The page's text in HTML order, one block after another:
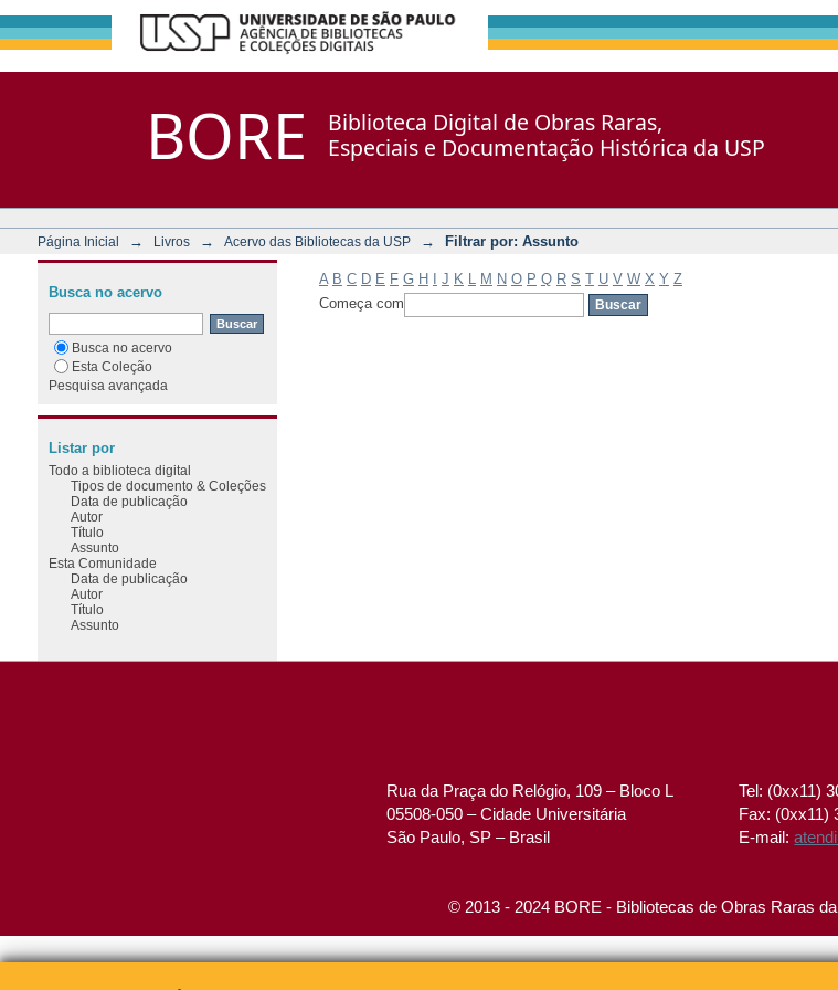
BORE
Biblioteca Digital de Obras Raras,
Especiais e Documentação Histórica da USP
Página Inicial → Livros → Acervo das Bibliotecas da USP → Filtrar por: Assunto
A B C D E F G H J K M N O P Q R S T U V W X Y Z
Começa com
Busca no acervo
Busca no acervo
Esta Coleção
Pesquisa avançada
Listar por
Todo a biblioteca digital
Tipos de documento & Coleções
Data de publicação
Autor
Título
Assunto
Esta Comunidade
Data de publicação
Autor
Título
Assunto
Rua da Praça do Relógio, 109 – Bloco L
05508-050 – Cidade Universitária
São Paulo, SP – Brasil
Tel: (0xx11)
Fax: (0xx11)
E-mail:
© 2013 - 2024 BORE - Bibliotecas de Obras Raras